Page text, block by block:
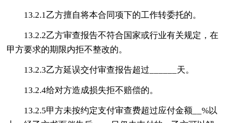
13.2.1乙方擅自将本合同项下的工作转委托的。
13.2.2乙方审查报告不符合国家或行业有关规定，在
甲方要求的期限内拒不整改的。
13.2.3乙方延误交付审查报告超过______天。
13.2.4给对方造成损失拒不赔偿的。
13.2.5甲方未按约定支付审查费超过应付金额__%以